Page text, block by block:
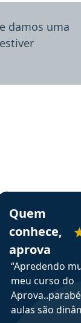
damos uma
em depoimento
Quem
conhece,
aprova
“Apredendo
meu curso do
aulas são